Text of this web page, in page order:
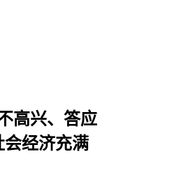
高兴、答应
经济充满